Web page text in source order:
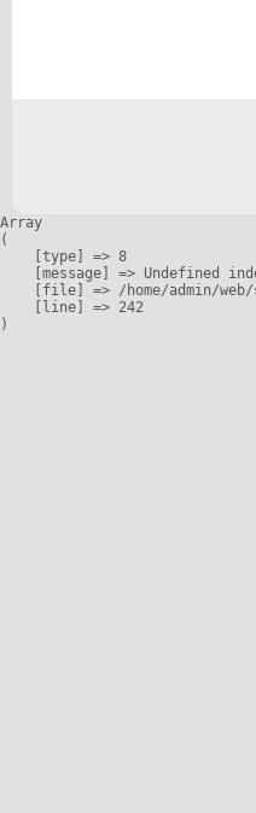
Array
(
    [type] => 8
[message] => Undefined
[file] => /home/admin/
    [line] => 242